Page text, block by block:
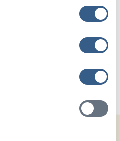
Deel op WhatsApp
Kopieer link